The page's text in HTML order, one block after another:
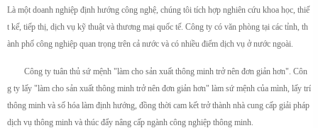
Là một doanh nghiệp định hướng công nghệ, chúng tôi tích hợp nghiên cứu khoa học, thiế
t kế, tiếp thị, dịch vụ kỹ thuật và thương mại quốc tế. Công ty có văn phòng tại các tỉnh, th
ành phố công nghiệp quan trọng trên cả nước và có nhiều điểm dịch vụ ở nước ngoài.
Công ty tuân thủ sứ mệnh "làm cho sản xuất thông minh trở nên đơn giản hơn". Côn
g ty lấy "làm cho sản xuất thông minh trở nên đơn giản hơn" làm sứ mệnh của mình, lấy trí
thông minh và số hóa làm định hướng, đồng thời cam kết trở thành nhà cung cấp giải pháp
dịch vụ thông minh và thúc đẩy nâng cấp ngành công nghiệp thông minh.